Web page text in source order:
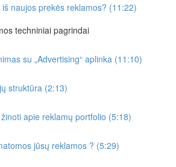
naujos prekės reklamos? (11:22)
techniniai pagrindai
su „Advertising“ aplinka (11:10)
struktūra (2:13)
apie reklamų portfolio (5:18)
jūsų reklamos ? (5:29)